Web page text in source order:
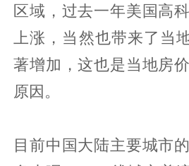
区域，过去一年美国高
上涨，当然也带来了当
著增加，这也是当地房
原因。
目前中国大陆主要城市